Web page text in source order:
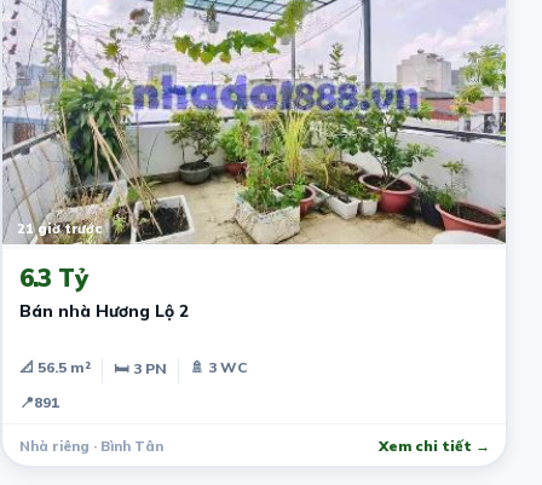
21 giờ trước
6.3 Tỷ
Bán nhà Hương Lộ 2
📐 56.5 m² 🛏 3 PN
🚿 3 WC
📍891
Nhà riêng · Bình Tân Xem chi tiết →